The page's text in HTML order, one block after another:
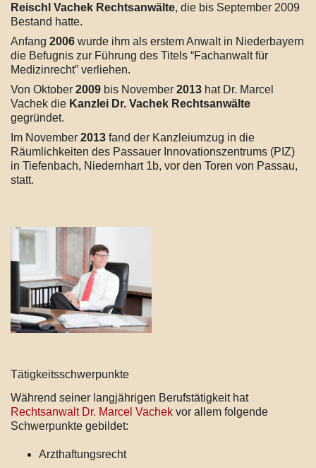
Reischl Vachek Rechtsanwälte, die bis September 2009
Bestand hatte.
Anfang 2006 wurde ihm als erstem Anwalt in Niederbayern
die Befugnis zur Führung des Titels “Fachanwalt für
Medizinrecht” verliehen.
Von Oktober 2009 bis November 2013 hat Dr. Marcel
Vachek die Kanzlei Dr. Vachek Rechtsanwälte
gegründet.
Im November 2013 fand der Kanzleiumzug in die
Räumlichkeiten des Passauer Innovationszentrums (PIZ)
in Tiefenbach, Niedernhart 1b, vor den Toren von Passau,
statt.
Tätigkeitsschwerpunkte
Während seiner langjährigen Berufstätigkeit hat
Rechtsanwalt Dr. Marcel Vachek vor allem folgende
Schwerpunkte gebildet:
Arzthaftungsrecht